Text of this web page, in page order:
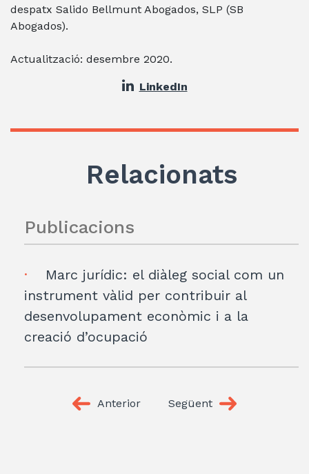
despatx Salido Bellmunt Abogados, SLP (SB
Abogados).
Actualització: desembre 2020.
LinkedIn
Relacionats
Publicacions
Marc jurídic: el diàleg social com un
instrument vàlid per contribuir al
desenvolupament econòmic i a la
creació d’ocupació
Anterior Següent